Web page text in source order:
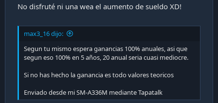
No disfruté ni una wea el aumento de sueldo XD!
max3_16 dijo:
Segun tu mismo espera ganancias 100% anuales, asi que
segun eso 100% en 5 años, 20 anual seria cuasi mediocre.
Si no has hecho la ganancia es todo valores teoricos
Enviado desde mi SM-A336M mediante Tapatalk